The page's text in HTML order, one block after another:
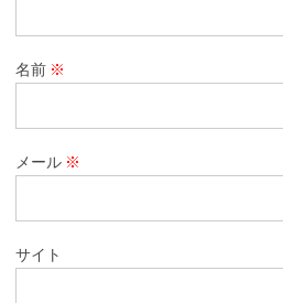
名前 ※
メール ※
サイト